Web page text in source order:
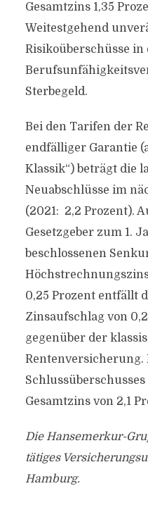
Gesamtzins 1,35
Weitestgehend
Risikoüberschüsse in
Sterbegeld.
Bei den Tarifen der
endfälliger Garantie
Klassik“) beträgt die
Neuabschlüsse im
(2021: 2,2 Prozent).
Gesetzgeber zum 1.
beschlossenen
0,25 Prozent entfällt
Zinsaufschlag von
gegenüber der
Rentenversicherung.
Gesamtzins von 2,1
Die Hansemerkur-
tätiges
Hamburg.